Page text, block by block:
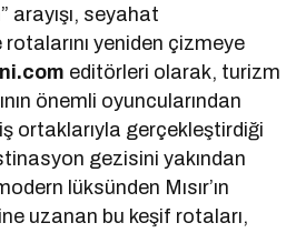
arayışı, seyahat
yeniden çizmeye
editörleri olarak, turizm
önemli oyuncularından
ortaklarıyla gerçekleştirdiği
gezisini yakından
lüksünden Mısır’ın
uzanan bu keşif rotaları,